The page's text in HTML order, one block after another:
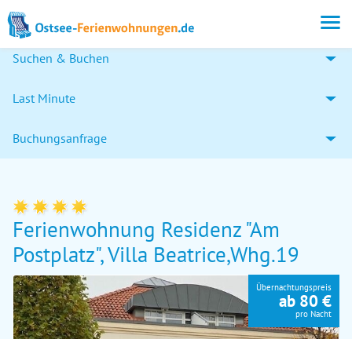
Suchen & Buchen
Last Minute
Buchungsanfrage
Ferienwohnung Residenz "Am
Postplatz", Villa Beatrice,Whg.19
Übernachtungspreis
ab 80 €
pro Nacht